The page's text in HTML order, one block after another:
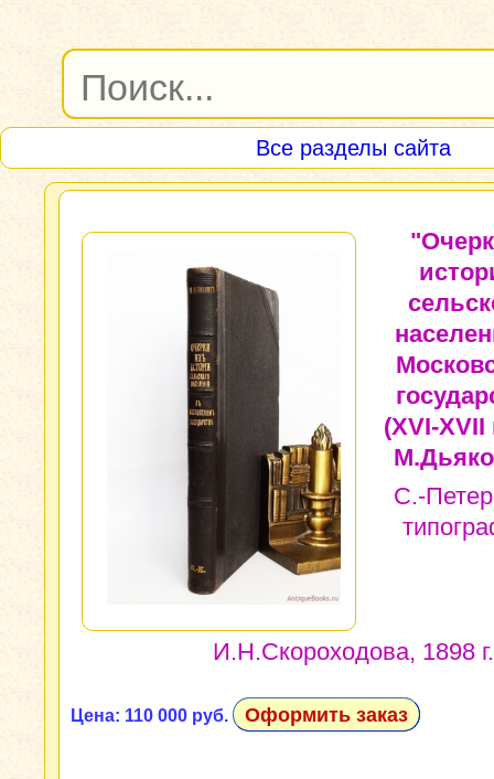
Все разделы сайта
(XVI-
С.-
И.Н.Скороходова, 1898 г.
Цена: 110 000 руб. Оформить заказ